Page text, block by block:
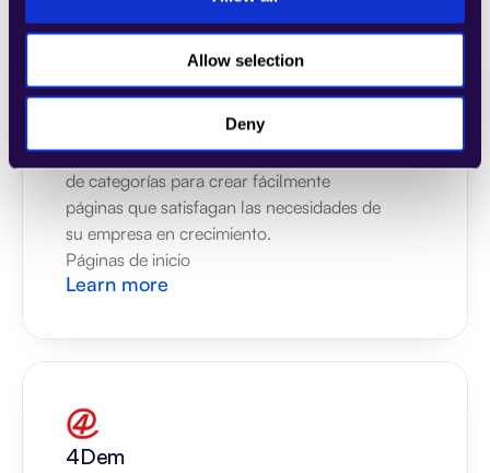
Allow selection
Deny
Combine secciones de una amplia gama
de categorías para crear fácilmente
páginas que satisfagan las necesidades de
su empresa en crecimiento.
Páginas de inicio
Learn more
4Dem